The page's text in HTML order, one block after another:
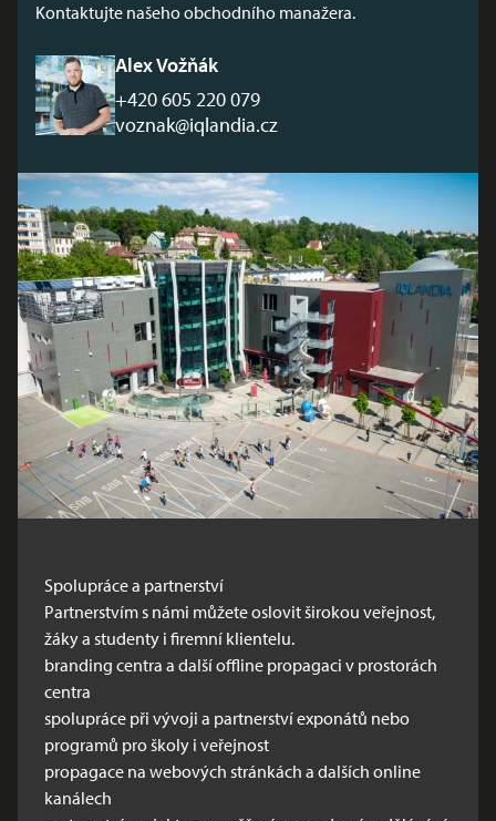
Kontaktujte našeho obchodního manažera.
Alex Vožňák
+420 605 220 079
voznak@iqlandia.cz
Spolupráce a partnerství
Partnerstvím s námi můžete oslovit širokou veřejnost,
žáky a studenty i firemní klientelu.
branding centra a další offline propagaci v prostorách
centra
spolupráce při vývoji a partnerství exponátů nebo
programů pro školy i veřejnost
propagace na webových stránkách a dalších online
kanálech